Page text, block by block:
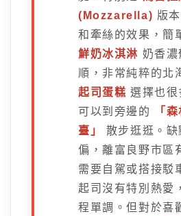
(Mozzarella) 版
和牽絲的效果，簡
鮮奶冰淇淋 奶香濃
順，非常純粹的北
起司蛋糕 選擇也很
可以到旁邊的
「
臺」
散步逛逛。缺
偏，離富良野市區
需要自駕或搭接駁
起司沒有特別熱愛
程單調。但對於喜